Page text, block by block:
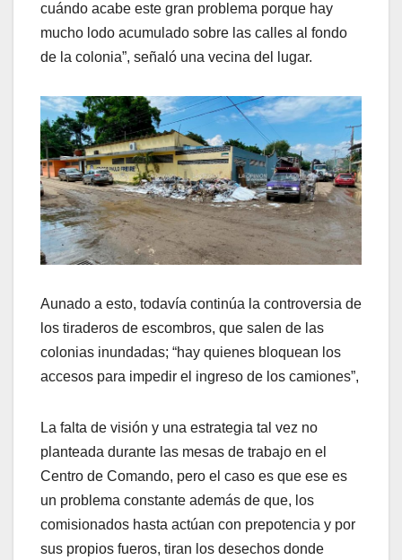
cuándo acabe este gran problema porque hay
mucho lodo acumulado sobre las calles al fondo
de la colonia”, señaló una vecina del lugar.
Aunado a esto, todavía continúa la controversia de
los tiraderos de escombros, que salen de las
colonias inundadas; “hay quienes bloquean los
accesos para impedir el ingreso de los camiones”,
La falta de visión y una estrategia tal vez no
planteada durante las mesas de trabajo en el
Centro de Comando, pero el caso es que ese es
un problema constante además de que, los
comisionados hasta actúan con prepotencia y por
sus propios fueros, tiran los desechos donde